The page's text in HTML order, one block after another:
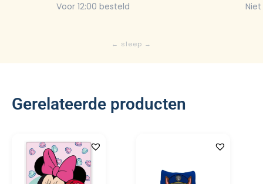
Voor 12:00 besteld
Gerelateerde producten